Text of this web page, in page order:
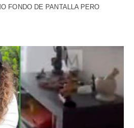
FONDO DE PANTALLA PERO